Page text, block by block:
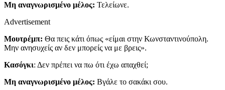
Μη αναγνωρισμένο μέλος: Τελείωνε.
Advertisement
Μουτρέμπ: Θα πεις κάτι όπως «είμαι στην Κωνσταντινούπολη.
Μην ανησυχείς αν δεν μπορείς να με βρεις».
Κασόγκι: Δεν πρέπει να πω ότι έχω απαχθεί;
Μη αναγνωρισμένο μέλος: Βγάλε το σακάκι σου.